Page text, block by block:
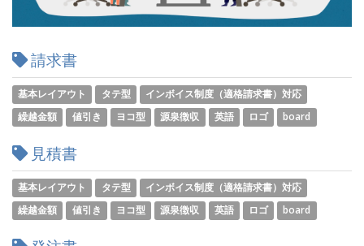
請求書
基本レイアウト タテ型
インボイス制度（適格請求書）対応
繰越金額
値引き ヨコ型 源泉徴収 英語 ロゴ board
見積書
基本レイアウト タテ型
インボイス制度（適格請求書）対応
繰越金額
値引き ヨコ型 源泉徴収 英語 ロゴ board